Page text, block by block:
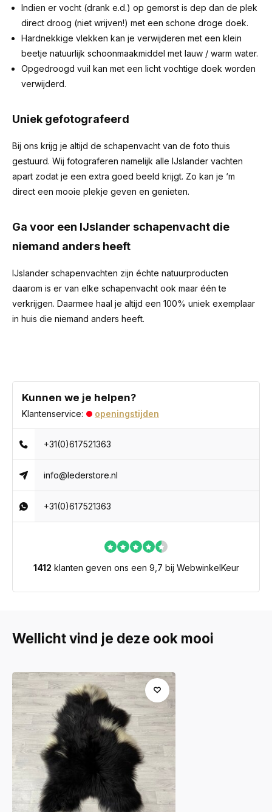
Indien er vocht (drank e.d.) op gemorst is dep dan de plek
direct droog (niet wrijven!) met een schone droge doek.
Hardnekkige vlekken kan je verwijderen met een klein
beetje natuurlijk schoonmaakmiddel met lauw / warm water.
Opgedroogd vuil kan met een licht vochtige doek worden
verwijderd.
Uniek gefotografeerd
Bij ons krijg je altijd de schapenvacht van de foto thuis
gestuurd. Wij fotograferen namelijk alle IJslander vachten
apart zodat je een extra goed beeld krijgt. Zo kan je ‘m
direct een mooie plekje geven en genieten.
Ga voor een IJslander schapenvacht die
niemand anders heeft
IJslander schapenvachten zijn échte natuurproducten
daarom is er van elke schapenvacht ook maar één te
verkrijgen. Daarmee haal je altijd een 100% uniek exemplaar
in huis die niemand anders heeft.
Kunnen we je helpen?
Klantenservice: openingstijden
+31(0)617521363
info@lederstore.nl
+31(0)617521363
1412 klanten geven ons een 9,7 bij WebwinkelKeur
Wellicht vind je deze ook mooi